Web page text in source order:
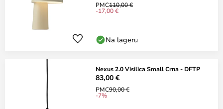
PMC110,00 €
-17,00 €
Na lageru
Nexus 2.0 Visilica Small Crna - DFTP
83,00 €
PMC90,00 €
-7%